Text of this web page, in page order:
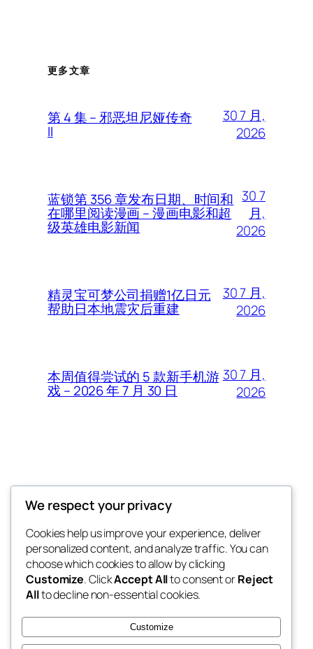
更多文章
第 4 集 – 邪恶坦尼娅传奇
II
30 7 月,
2026
蓝锁第 356 章发布日期、时间和
在哪里阅读漫画 – 漫画电影和超
级英雄电影新闻
30 7
月,
2026
精灵宝可梦公司捐赠1亿日元
帮助日本地震灾后重建
30 7 月,
2026
本周值得尝试的 5 款新手机游
戏 – 2026 年 7 月 30 日
30 7 月,
2026
Thunder Feeds
你最喜欢的电子游戏和攻略杂志
博客
关于
常见问题
作者
事件
商店
样板
主题
We respect your privacy
Cookies help us improve your experience, deliver
personalized content, and analyze traffic. You can
choose which cookies to allow by clicking
Customize. ClickAccept Allto consent orReject
Allto decline non-essential cookies.
Customize